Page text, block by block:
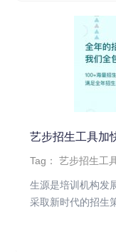
艺步招生工具加
Tag：艺步招生工
生源是培训机构发
采取新时代的招生